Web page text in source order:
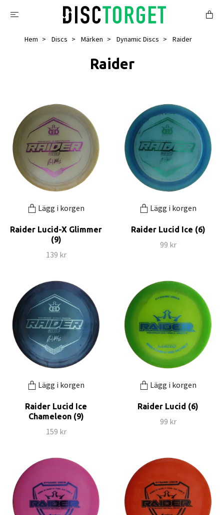
Hem Discs Märken Dynamic Discs Raider
Raider
Lägg i korgen
Raider Lucid-X Glimmer
(9)
139 kr
Lägg i korgen
Raider Lucid Ice (6)
99 kr
Lägg i korgen
Raider Lucid Ice
Chameleon (9)
159 kr
Lägg i korgen
Raider Lucid (6)
99 kr